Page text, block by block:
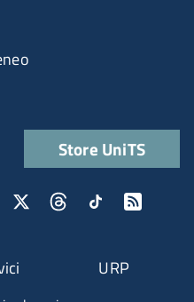
URP
Store UniTS